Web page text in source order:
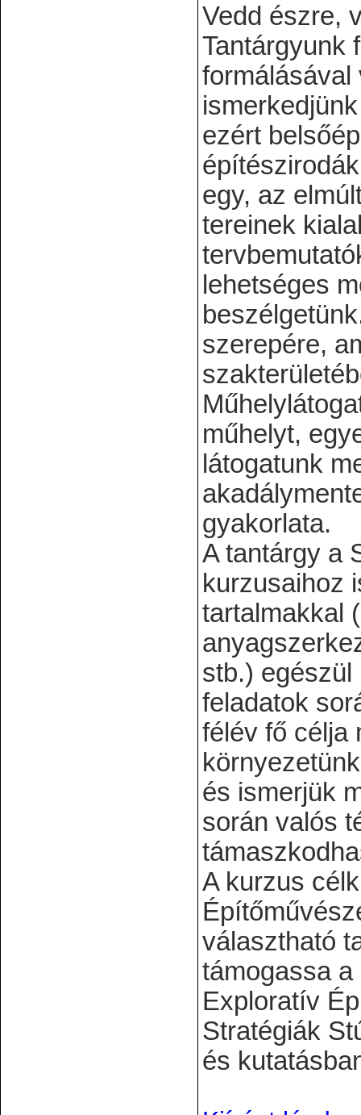
Vedd észre,
Tantárgyunk
formálásával
ezért
egy, az
tereinek
lehetséges
szerepére,
műhelyt,
látogatunk
gyakorlata.
A tantárgy a
kurzusaihoz
tartalmakkal
stb.)
feladatok
félév fő célja
és ismerjük
során valós
A kurzus
választható
támogassa
Exploratív
Stratégiák
és